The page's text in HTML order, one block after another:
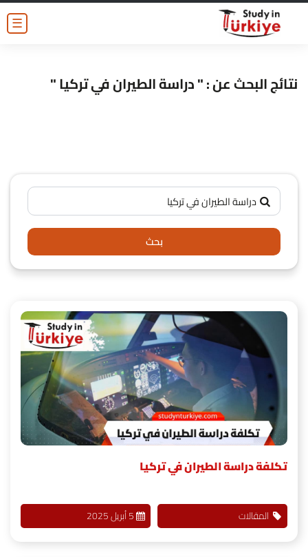
☰
نتائج البحث عن : " دراسة الطيران في تركيا "
بحث
تكلفة دراسة الطيران في تركيا
المقالات 5 أبريل 2025